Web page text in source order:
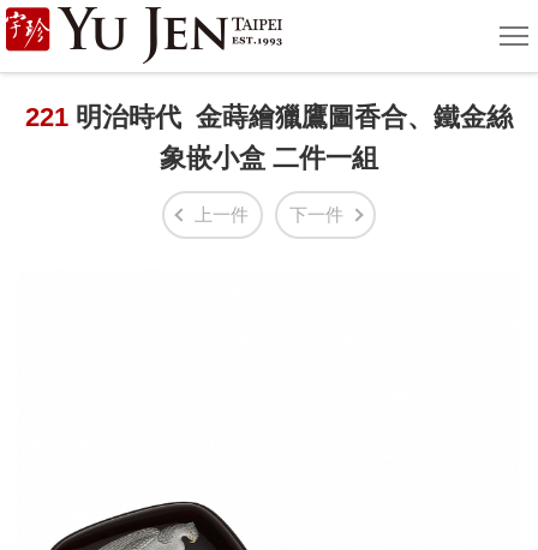
宇
珍
國
單
221 明治時代 金蒔繪獵鷹圖香合、鐵金絲
象嵌小盒 二件一組
上一件 下一件